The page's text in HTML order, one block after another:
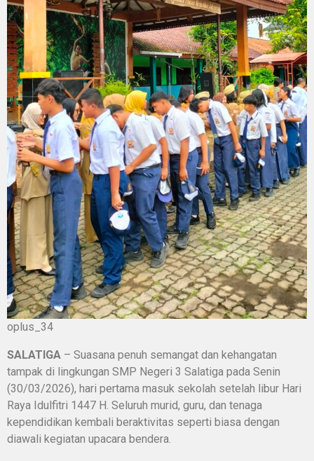
oplus_34
SALATIGA – Suasana penuh semangat dan kehangatan
tampak di lingkungan SMP Negeri 3 Salatiga pada Senin
(30/03/2026), hari pertama masuk sekolah setelah libur Hari
Raya Idulfitri 1447 H. Seluruh murid, guru, dan tenaga
kependidikan kembali beraktivitas seperti biasa dengan
diawali kegiatan upacara bendera.